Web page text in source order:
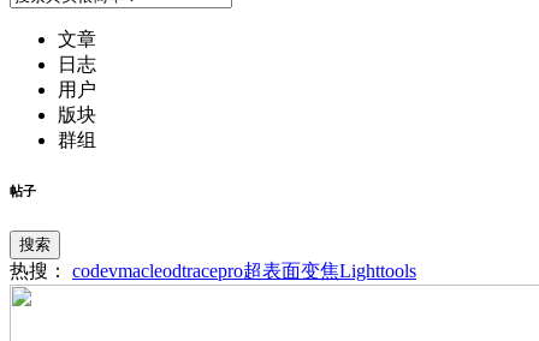
文章
日志
用户
版块
群组
帖子
搜索
热搜： codevmacleodtracepro超表面变焦Lighttools